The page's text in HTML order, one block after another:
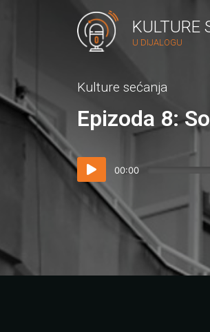
KULTURE
U DIJALOGU
Kulture sećanja
Epizoda 8:
00:00